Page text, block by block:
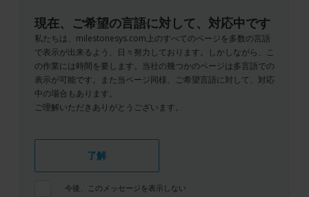
現在、ご希望の言語に対して、対応中です
私たちは、milestonesys.com上のすべてのページを多数の言語
で表示が出来るよう、日々努力しております。しかしながら、こ
の作業には時間を要します。当社の幾つかのページは多言語での
表示が可能です。また当ページ同様、ご希望言語に対して、対応
中の場合もあります。
ご理解いただきありがとうございます。
了解
今後、このメッセージを表示しない